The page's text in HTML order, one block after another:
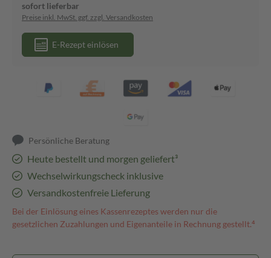
sofort lieferbar
Preise inkl. MwSt. ggf. zzgl. Versandkosten
E-Rezept einlösen
Persönliche Beratung
Heute bestellt und morgen geliefert³
Wechselwirkungscheck inklusive
Versandkostenfreie Lieferung
Bei der Einlösung eines Kassenrezeptes werden nur die
gesetzlichen Zuzahlungen und Eigenanteile in Rechnung gestellt.⁴